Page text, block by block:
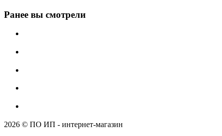
Ранее вы смотрели
2026 © ПО ИП - интернет-магазин